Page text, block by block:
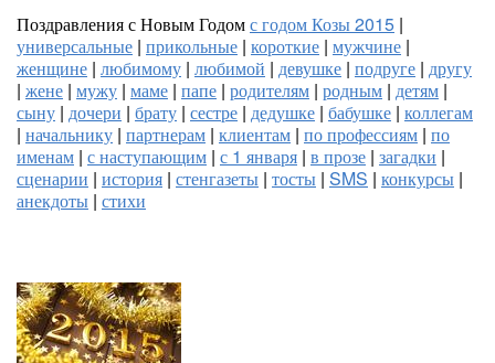
Поздравления с Новым Годомс годом Козы 2015 |
универсальные | прикольные | короткие | мужчине |
женщине | любимому | любимой | девушке | подруге | другу
| жене | мужу | маме | папе | родителям | родным | детям |
сыну | дочери | брату | сестре | дедушке | бабушке | коллегам
| начальнику | партнерам | клиентам | по профессиям | по
именам | с наступающим | с 1 января | в прозе | загадки |
сценарии | история | стенгазеты | тосты | SMS | конкурсы |
анекдоты | стихи